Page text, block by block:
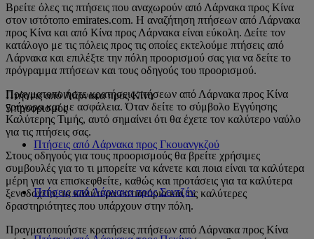
Βρείτε όλες τις πτήσεις που αναχωρούν από Λάρνακα προς Κίνα
στον ιστότοπο emirates.com. Η αναζήτηση πτήσεων από Λάρνακα
προς Κίνα και από Κίνα προς Λάρνακα είναι εύκολη. Δείτε τον
κατάλογο με τις πόλεις προς τις οποίες εκτελούμε πτήσεις από
Λάρνακα και επιλέξτε την πόλη προορισμού σας για να δείτε το
πρόγραμμα πτήσεων και τους οδηγούς του προορισμού.
Πραγματοποιήστε κρατήσεις πτήσεων από Λάρνακα προς Κίνα
γρήγορα και με ασφάλεια. Όταν δείτε το σύμβολο Εγγύησης
Καλύτερης Τιμής, αυτό σημαίνει ότι θα έχετε τον καλύτερο ναύλο
για τις πτήσεις σας.
Στους οδηγούς για τους προορισμούς θα βρείτε χρήσιμες
συμβουλές για το τι μπορείτε να κάνετε και ποια είναι τα καλύτερα
μέρη για να επισκεφθείτε, καθώς και προτάσεις για τα καλύτερα
ξενοδοχεία, τα καλύτερα εστιατόρια και τις καλύτερες
δραστηριότητες που υπάρχουν στην πόλη.
Πραγματοποιήστε κρατήσεις πτήσεων από Λάρνακα προς Κίνα
Πτήσεις από Λάρνακα προς Κίνα
5 προορισμός
Πτήσεις από Λάρνακα προς Γκουανγκζού
Πτήσεις από Λάρνακα προς Σεντζέν